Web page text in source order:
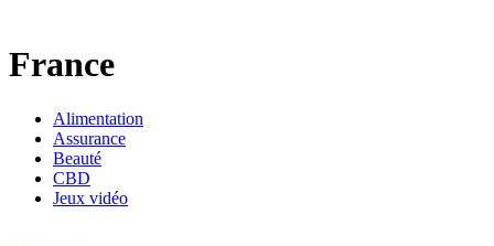
France
Alimentation
Assurance
Beauté
CBD
Jeux vidéo